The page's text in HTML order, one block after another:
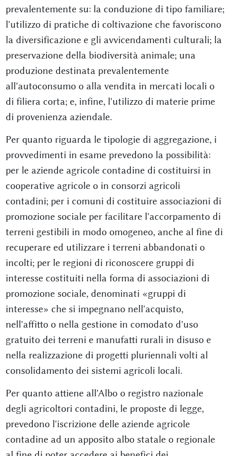
prevalentemente su: la conduzione di tipo familiare;
l'utilizzo di pratiche di coltivazione che favoriscono
la diversificazione e gli avvicendamenti culturali; la
preservazione della biodiversità animale; una
produzione destinata prevalentemente
all'autoconsumo o alla vendita in mercati locali o
di filiera corta; e, infine, l'utilizzo di materie prime
di provenienza aziendale.
Per quanto riguarda le tipologie di aggregazione, i
provvedimenti in esame prevedono la possibilità:
per le aziende agricole contadine di costituirsi in
cooperative agricole o in consorzi agricoli
contadini; per i comuni di costituire associazioni di
promozione sociale per facilitare l'accorpamento di
terreni gestibili in modo omogeneo, anche al fine di
recuperare ed utilizzare i terreni abbandonati o
incolti; per le regioni di riconoscere gruppi di
interesse costituiti nella forma di associazioni di
promozione sociale, denominati «gruppi di
interesse» che si impegnano nell'acquisto,
nell'affitto o nella gestione in comodato d'uso
gratuito dei terreni e manufatti rurali in disuso e
nella realizzazione di progetti pluriennali volti al
consolidamento dei sistemi agricoli locali.
Per quanto attiene all'Albo o registro nazionale
degli agricoltori contadini, le proposte di legge,
prevedono l'iscrizione delle aziende agricole
contadine ad un apposito albo statale o regionale